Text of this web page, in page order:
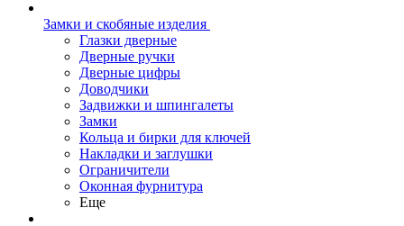
Замки и скобяные изделия
Глазки дверные
Дверные ручки
Дверные цифры
Доводчики
Задвижки и шпингалеты
Замки
Кольца и бирки для ключей
Накладки и заглушки
Ограничители
Оконная фурнитура
Еще